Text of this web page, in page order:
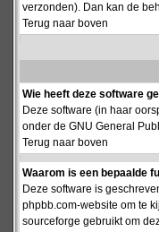
verzonden). Dan kan de
Terug naar boven
Wie heeft deze software
Deze software (in haar
onder de GNU General
Terug naar boven
Waarom is een bepaalde
Deze software is
phpbb.com-website om te
sourceforge gebruikt om